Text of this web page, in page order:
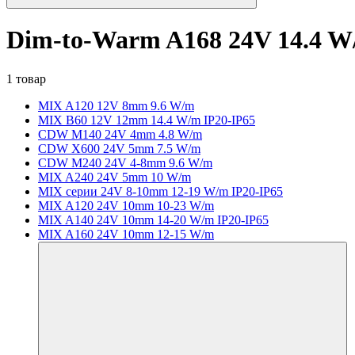
Dim-to-Warm A168 24V 14.4
1 товар
MIX A120 12V 8mm 9.6 W/m
MIX B60 12V 12mm 14.4 W/m IP20-IP65
CDW M140 24V 4mm 4.8 W/m
CDW X600 24V 5mm 7.5 W/m
CDW M240 24V 4-8mm 9.6 W/m
MIX A240 24V 5mm 10 W/m
MIX серии 24V 8-10mm 12-19 W/m IP20-IP65
MIX A120 24V 10mm 10-23 W/m
MIX A140 24V 10mm 14-20 W/m IP20-IP65
MIX A160 24V 10mm 12-15 W/m